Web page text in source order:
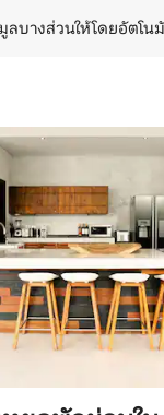
ลบางส่วนให้โดยอัตโน